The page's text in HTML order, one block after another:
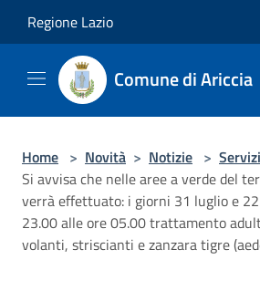
Regione Lazio
Comune di Ariccia
Home > Novità > Notizie > Servizi
Si avvisa che nelle aree a verde del
verrà effettuato: i giorni 31 luglio e
23.00 alle ore 05.00 trattamento
volanti, striscianti e zanzara tigre